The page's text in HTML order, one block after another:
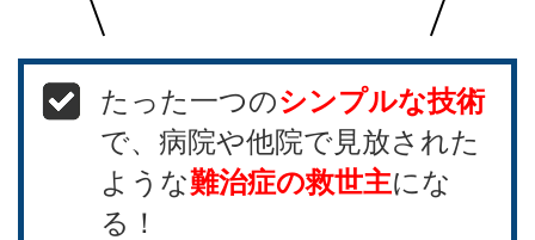
たった一つのシンプルな技術
で、病院や他院で見放された
ような難治症の救世主にな
る！